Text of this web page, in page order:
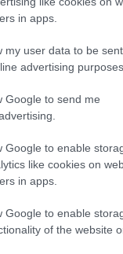
in apps.
my user data to be
advertising purposes.
Google to send me
Google to enable
like cookies on
in apps.
Google to enable
of the website